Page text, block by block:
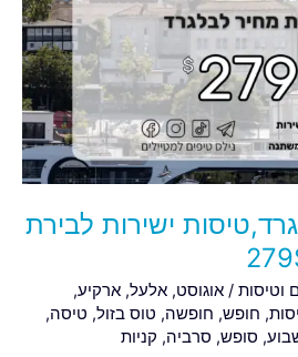
ישירות לבירת
וטיסות / אוגוסט, אלעל, ארקיע,
, חופש, חופשה, טוס בזול, טיסה,
, סופש, סרביה, קניות